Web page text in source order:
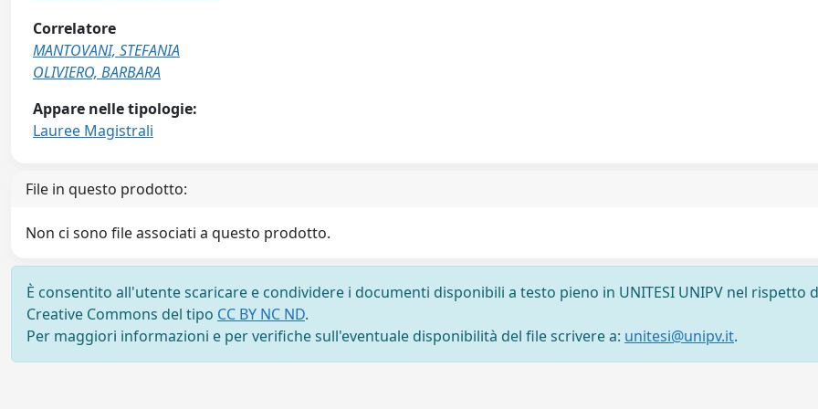
Correlatore
MANTOVANI, STEFANIA
OLIVIERO, BARBARA
Appare nelle tipologie:
Lauree Magistrali
File in questo prodotto:
Non ci sono file associati a questo prodotto.
È consentito all'utente scaricare e condividere i documenti disponibili a testo pieno in UNITESI UNIPV nel rispetto
Creative Commons del tipo CC BY NC ND.
Per maggiori informazioni e per verifiche sull'eventuale disponibilità del file scrivere a: unitesi@unipv.it.